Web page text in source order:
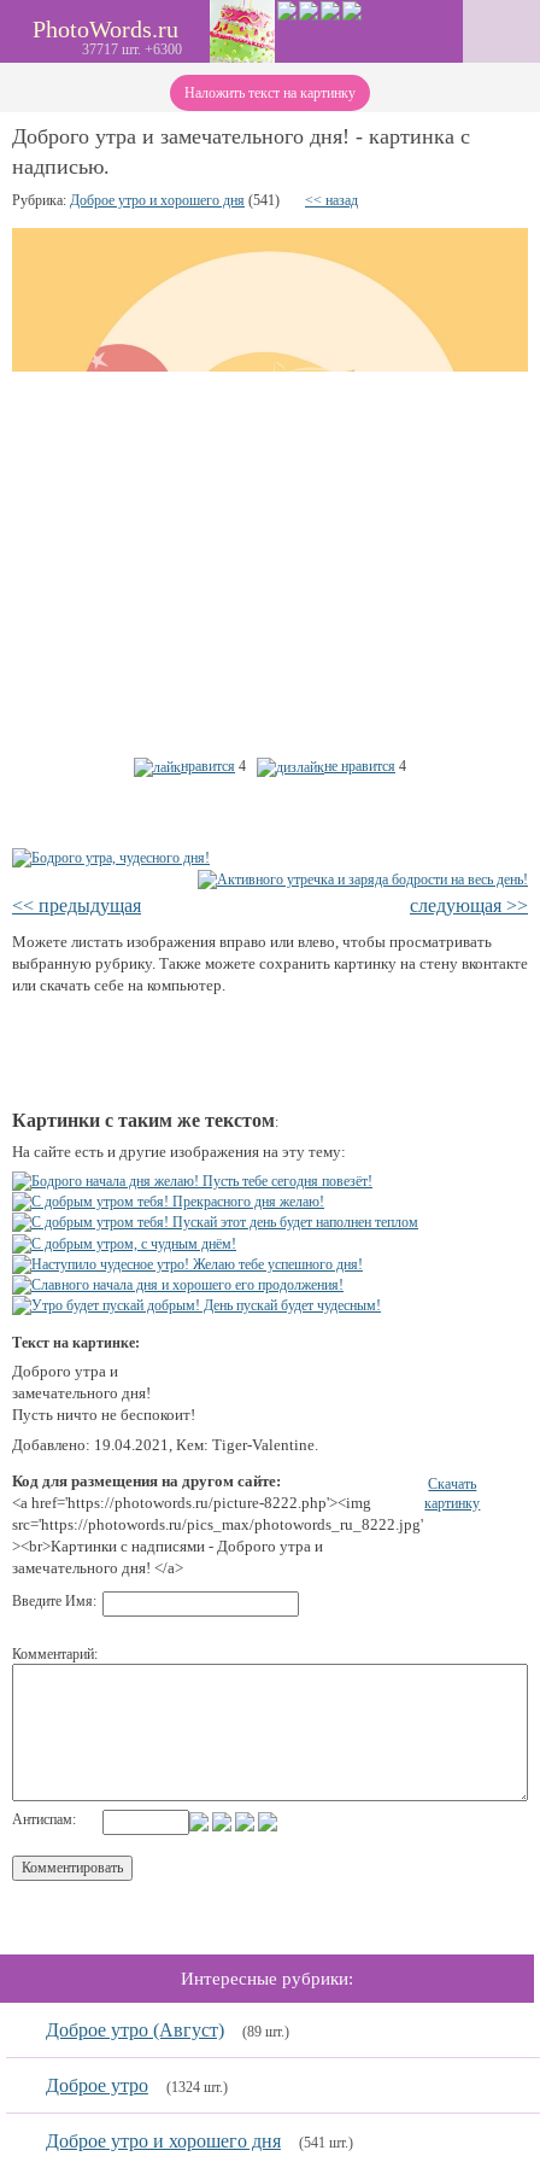
PhotoWords.ru
37717 шт. +6300
Наложить текст на картинку
Доброго утра и замечательного дня! - картинка с
надписью.
Рубрика: Доброе утро и хорошего дня (541) << назад
нравится 4 не нравится 4
<< предыдущая следующая >>
Можете листать изображения вправо или влево, чтобы просматривать
выбранную рубрику. Также можете сохранить картинку на стену вконтакте
или скачать себе на компьютер.
Картинки с таким же текстом:
На сайте есть и другие изображения на эту тему:
Текст на картинке:
Доброго утра и
замечательного дня!
Пусть ничто не беспокоит!
Добавлено: 19.04.2021, Кем: Tiger-Valentine.
Код для размещения на другом сайте:
<a href='https://photowords.ru/picture-8222.php'><img
src='https://photowords.ru/pics_max/photowords_ru_8222.jpg'
><br>Картинки с надписями - Доброго утра и
замечательного дня! </a>
Скачать
картинку
Введите Имя:
Комментарий:
Антиспам:
Интересные рубрики:
Доброе утро (Август) (89 шт.)
Доброе утро (1324 шт.)
Доброе утро и хорошего дня (541 шт.)